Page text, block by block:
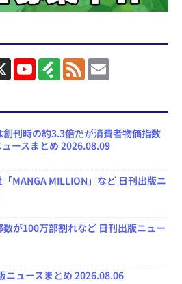
X
Y
o
u
e
C
h
n
n
F
e
l
F
e
l
刊時の約3.3倍だが消費者物価指数
ースまとめ 2026.08.09
MANGA MILLION」など 日刊出版ニ
が100万部割れなど 日刊出版ニュー
ニュースまとめ 2026.08.06